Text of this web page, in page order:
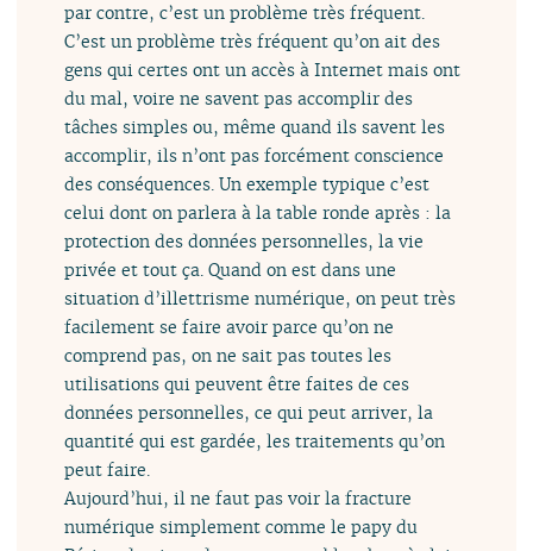
par contre, c’est un problème très fréquent.
C’est un problème très fréquent qu’on ait des
gens qui certes ont un accès à Internet mais ont
du mal, voire ne savent pas accomplir des
tâches simples ou, même quand ils savent les
accomplir, ils n’ont pas forcément conscience
des conséquences. Un exemple typique c’est
celui dont on parlera à la table ronde après : la
protection des données personnelles, la vie
privée et tout ça. Quand on est dans une
situation d’illettrisme numérique, on peut très
facilement se faire avoir parce qu’on ne
comprend pas, on ne sait pas toutes les
utilisations qui peuvent être faites de ces
données personnelles, ce qui peut arriver, la
quantité qui est gardée, les traitements qu’on
peut faire.
Aujourd’hui, il ne faut pas voir la fracture
numérique simplement comme le papy du